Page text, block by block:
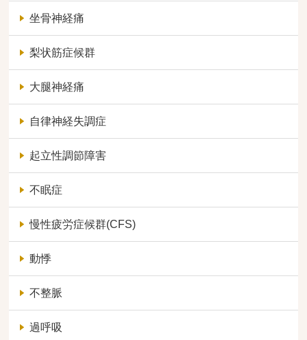
坐骨神経痛
梨状筋症候群
大腿神経痛
自律神経失調症
起立性調節障害
不眠症
慢性疲労症候群(CFS)
動悸
不整脈
過呼吸